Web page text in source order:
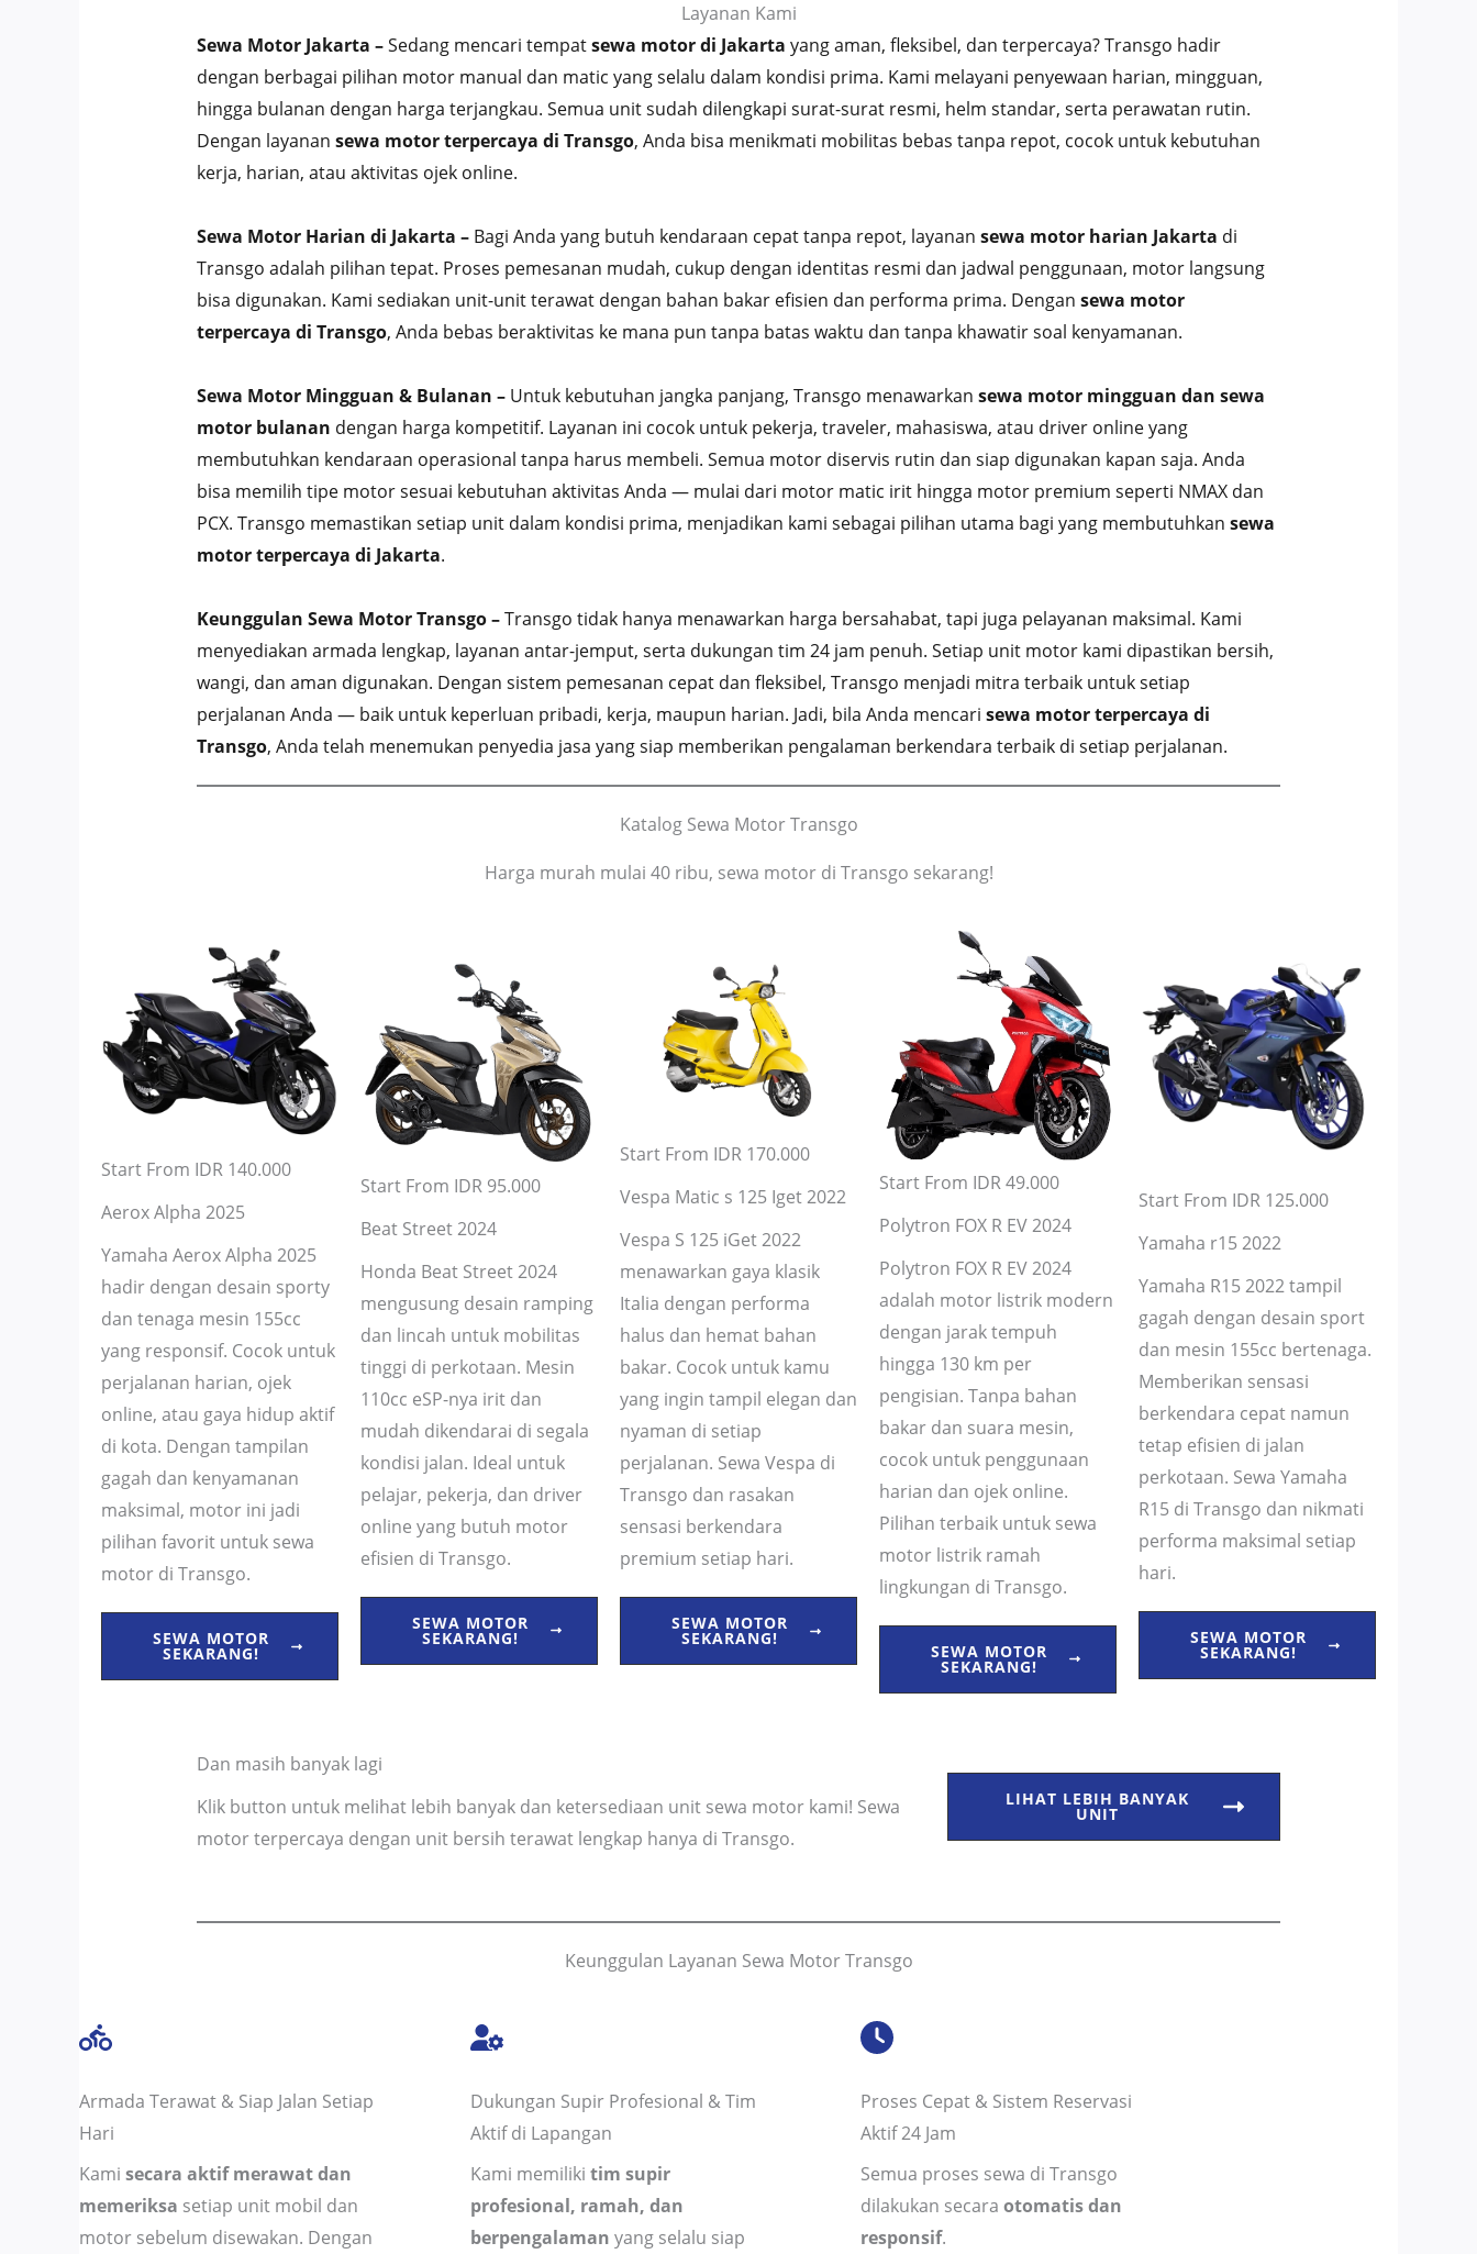
Layanan Kami
Sewa Motor Jakarta –Sedang mencari tempatsewa motor di Jakarta yang aman, fleksibel, dan terpercaya? Transgo hadir
dengan berbagai pilihan motor manual dan matic yang selalu dalam kondisi prima. Kami melayani penyewaan harian, mingguan,
hingga bulanan dengan harga terjangkau. Semua unit sudah dilengkapi surat-surat resmi, helm standar, serta perawatan rutin.
Dengan layanan sewa motor terpercaya di Transgo, Anda bisa menikmati mobilitas bebas tanpa repot, cocok untuk kebutuhan
kerja, harian, atau aktivitas ojek online.
Sewa Motor Harian di Jakarta –Bagi Anda yang butuh kendaraan cepat tanpa repot, layanan sewa motor harian Jakarta di
Transgo adalah pilihan tepat. Proses pemesanan mudah, cukup dengan identitas resmi dan jadwal penggunaan, motor langsung
bisa digunakan. Kami sediakan unit-unit terawat dengan bahan bakar efisien dan performa prima. Dengan sewa motor
terpercaya di Transgo, Anda bebas beraktivitas ke mana pun tanpa batas waktu dan tanpa khawatir soal kenyamanan.
Sewa Motor Mingguan & Bulanan –Untuk kebutuhan jangka panjang, Transgo menawarkan sewa motor mingguan dan sewa
motor bulanan dengan harga kompetitif. Layanan ini cocok untuk pekerja, traveler, mahasiswa, atau driver online yang
membutuhkan kendaraan operasional tanpa harus membeli. Semua motor diservis rutin dan siap digunakan kapan saja. Anda
bisa memilih tipe motor sesuai kebutuhan aktivitas Anda — mulai dari motor matic irit hingga motor premium seperti NMAX dan
PCX. Transgo memastikan setiap unit dalam kondisi prima, menjadikan kami sebagai pilihan utama bagi yang membutuhkan sewa
motor terpercaya di Jakarta.
Keunggulan Sewa Motor Transgo –Transgo tidak hanya menawarkan harga bersahabat, tapi juga pelayanan maksimal. Kami
menyediakan armada lengkap, layanan antar-jemput, serta dukungan tim 24 jam penuh. Setiap unit motor kami dipastikan bersih,
wangi, dan aman digunakan. Dengan sistem pemesanan cepat dan fleksibel, Transgo menjadi mitra terbaik untuk setiap
perjalanan Anda — baik untuk keperluan pribadi, kerja, maupun harian. Jadi, bila Anda mencari sewa motor terpercaya di
Transgo, Anda telah menemukan penyedia jasa yang siap memberikan pengalaman berkendara terbaik di setiap perjalanan.
Katalog Sewa Motor Transgo
Harga murah mulai 40 ribu, sewa motor di Transgo sekarang!
Start From IDR 140.000
Aerox Alpha 2025
Yamaha Aerox Alpha 2025
hadir dengan desain sporty
dan tenaga mesin 155cc
yang responsif. Cocok untuk
perjalanan harian, ojek
online, atau gaya hidup aktif
di kota. Dengan tampilan
gagah dan kenyamanan
maksimal, motor ini jadi
pilihan favorit untuk sewa
motor di Transgo.
SEWA MOTOR
SEKARANG!
Start From IDR 95.000
Beat Street 2024
Honda Beat Street 2024
mengusung desain ramping
dan lincah untuk mobilitas
tinggi di perkotaan. Mesin
110cc eSP-nya irit dan
mudah dikendarai di segala
kondisi jalan. Ideal untuk
pelajar, pekerja, dan driver
online yang butuh motor
efisien di Transgo.
SEWA MOTOR
SEKARANG!
Start From IDR 170.000
Vespa Matic s 125 Iget 2022
Vespa S 125 iGet 2022
menawarkan gaya klasik
Italia dengan performa
halus dan hemat bahan
bakar. Cocok untuk kamu
yang ingin tampil elegan dan
nyaman di setiap
perjalanan. Sewa Vespa di
Transgo dan rasakan
sensasi berkendara
premium setiap hari.
SEWA MOTOR
SEKARANG!
Start From IDR 49.000
Polytron FOX R EV 2024
Polytron FOX R EV 2024
adalah motor listrik modern
dengan jarak tempuh
hingga 130 km per
pengisian. Tanpa bahan
bakar dan suara mesin,
cocok untuk penggunaan
harian dan ojek online.
Pilihan terbaik untuk sewa
motor listrik ramah
lingkungan di Transgo.
SEWA MOTOR
SEKARANG!
Start From IDR 125.000
Yamaha r15 2022
Yamaha R15 2022 tampil
gagah dengan desain sport
dan mesin 155cc bertenaga.
Memberikan sensasi
berkendara cepat namun
tetap efisien di jalan
perkotaan. Sewa Yamaha
R15 di Transgo dan nikmati
performa maksimal setiap
hari.
SEWA MOTOR
SEKARANG!
Dan masih banyak lagi
Klik button untuk melihat lebih banyak dan ketersediaan unit sewa motor kami! Sewa
motor terpercaya dengan unit bersih terawat lengkap hanya di Transgo.
LIHAT LEBIH BANYAK
UNIT
Keunggulan Layanan Sewa Motor Transgo
Armada Terawat & Siap Jalan Setiap
Hari
Kami secara aktif merawat dan
memeriksa setiap unit mobil dan
motor sebelum disewakan. Dengan
Dukungan Supir Profesional & Tim
Aktif di Lapangan
Kami memiliki tim supir
profesional, ramah, dan
berpengalaman yang selalu siap
Proses Cepat & Sistem Reservasi
Aktif 24 Jam
Semua proses sewa di Transgo
dilakukan secaraotomatis dan
responsif.